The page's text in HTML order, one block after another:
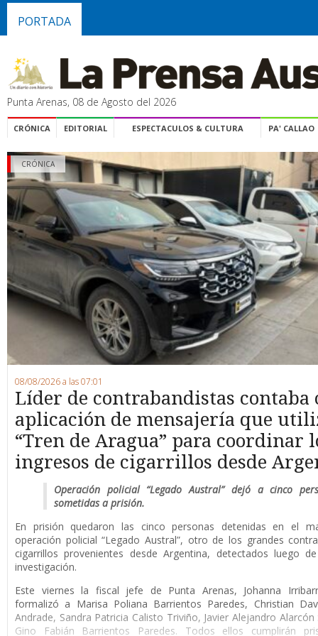
PORTADA
Punta Arenas, 08 de Agosto del 2026
CRÓNICA EDITORIAL ESPECTACULOS & CULTURA PA' CALLAO
CRÓNICA
08/08/2026 a las 07:01
Líder de contrabandistas contaba
aplicación de mensajería que
“Tren de Aragua” para coordinar
ingresos de cigarrillos desde
Operación policial “Legado Austral” dejó a cinco
sometidas a prisión.
En prisión quedaron las cinco personas detenidas en el
operación policial “Legado Austral”, otro de los grandes
cigarrillos provenientes desde Argentina, detectados luego
investigación.
Este viernes la fiscal jefe de Punta Arenas, Johanna
formalizó a Marisa Poliana Barrientos Paredes, Christian
Andrade, Sandra Patricia Calisto Triviño, Javier Alejandro Alarcón
Gino Fabián Barrientos Paredes. Todos ellos cumplirán